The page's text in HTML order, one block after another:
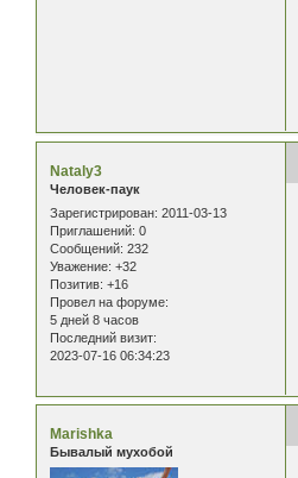
Nataly3
Человек-паук
Зарегистрирован: 2011-03-13
Приглашений: 0
Сообщений: 232
Уважение: +32
Позитив: +16
Провел на форуме:
5 дней 8 часов
Последний визит:
2023-07-16 06:34:23
Marishka
Бывалый мухобой